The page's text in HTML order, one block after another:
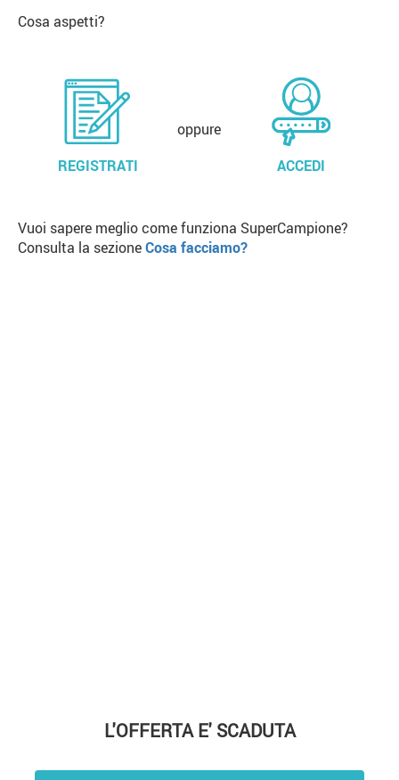
Cosa aspetti?
REGISTRATI
oppure
ACCEDI
Vuoi sapere meglio come funziona SuperCampione?
Consulta la sezioneCosa facciamo?
L'OFFERTA E' SCADUTA